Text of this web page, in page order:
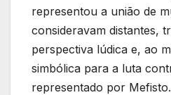
representou a união de
consideravam distantes,
perspectiva lúdica e, ao
simbólica para a luta
representado por Mefisto.